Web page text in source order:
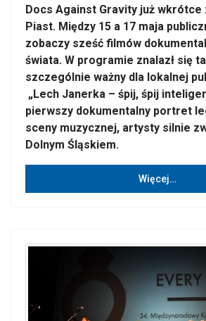
Docs Against Gravity już wkrótce
Piast. Między 15 a 17 maja
zobaczy sześć filmów
świata. W programie znalazł się
szczególnie ważny dla lokalnej
„Lech Janerka – śpij, śpij
pierwszy dokumentalny portret
sceny muzycznej, artysty silnie
Dolnym Śląskiem.
Więcej…